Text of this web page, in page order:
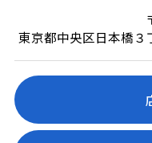
東京都中央区日本橋３